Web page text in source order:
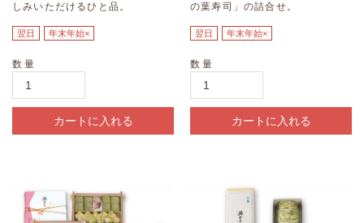
しみいただけるひと品。
翌日 年末年始×
数量
カートに入れる
の葉寿司」の詰合せ。
翌日 年末年始×
数量
カートに入れる